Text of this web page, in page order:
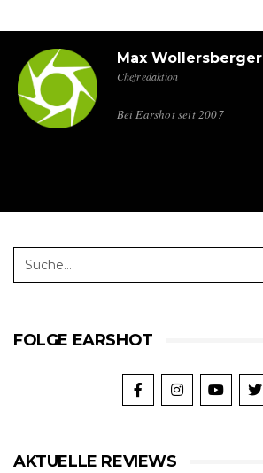
Max Wollersberger
Chefredaktion
Bei Earshot seit 2007
FOLGE EARSHOT
AKTUELLE REVIEWS